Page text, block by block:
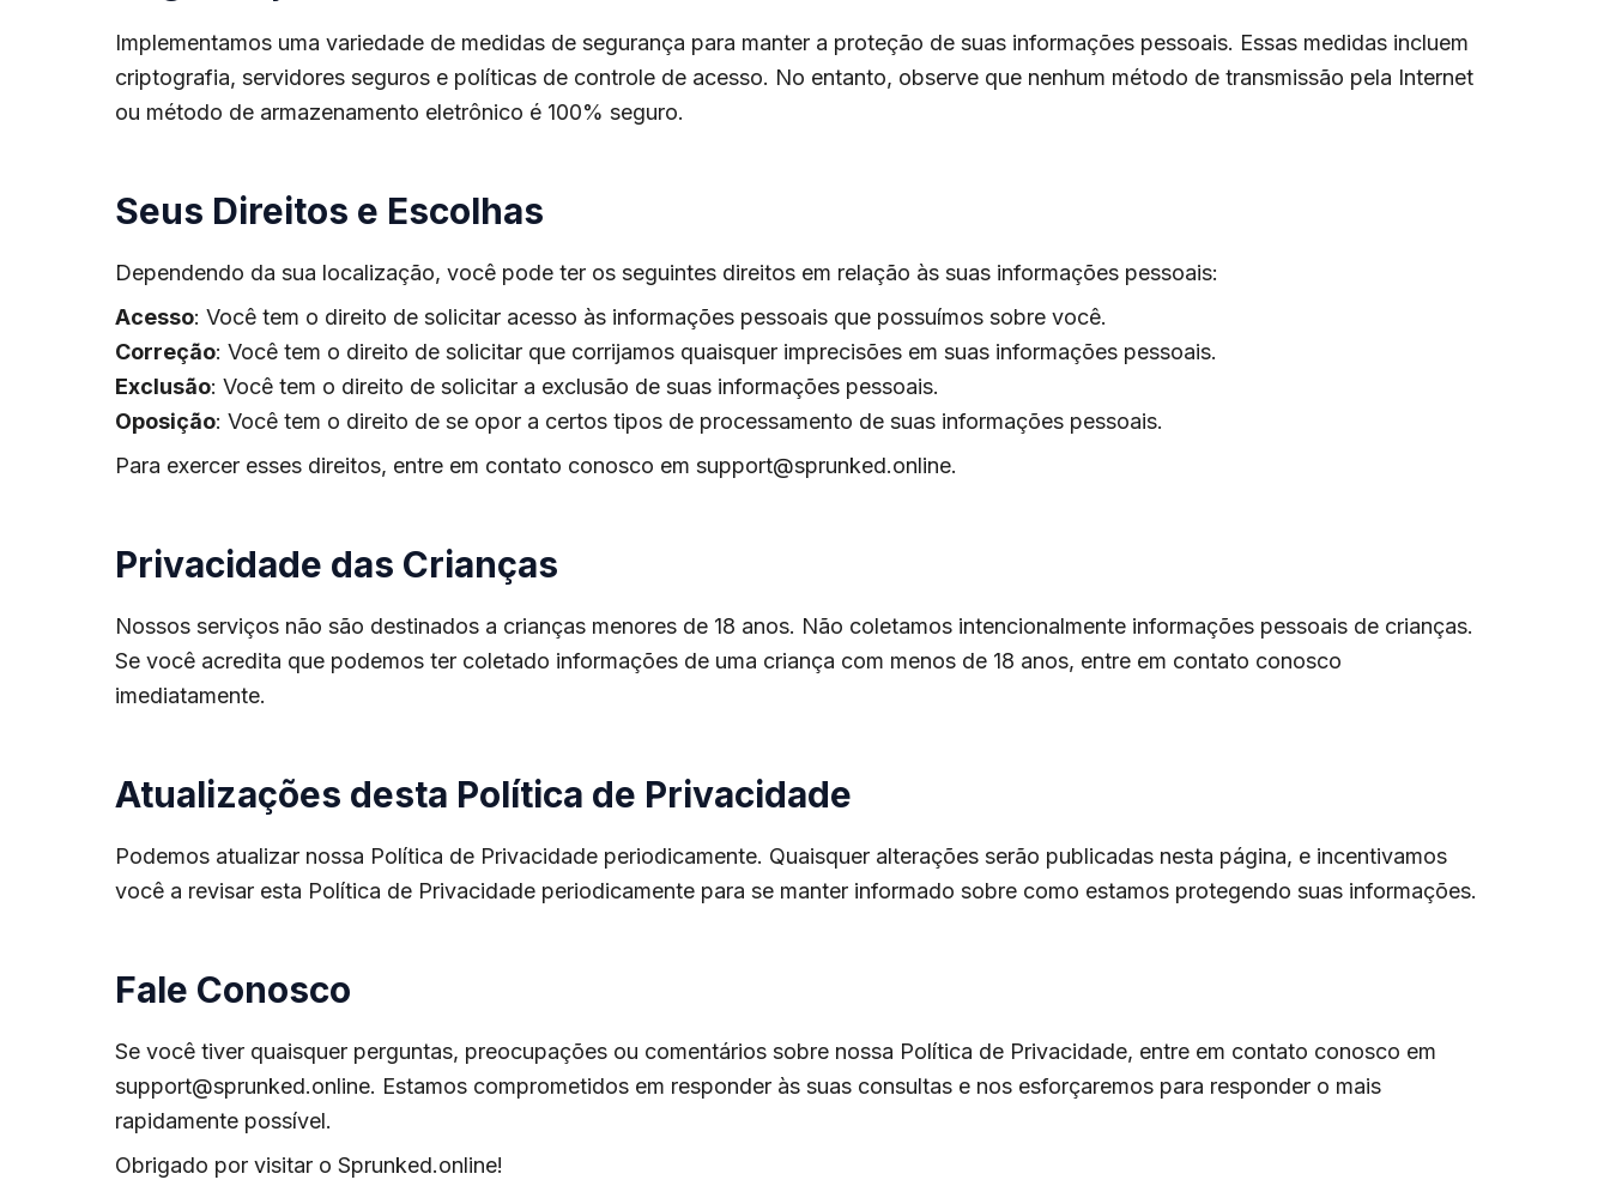
Implementamos uma variedade de medidas de segurança para manter a proteção de suas informações pessoais. Essas medidas incluem
criptografia, servidores seguros e políticas de controle de acesso. No entanto, observe que nenhum método de transmissão pela Internet
ou método de armazenamento eletrônico é 100% seguro.
Seus Direitos e Escolhas
Dependendo da sua localização, você pode ter os seguintes direitos em relação às suas informações pessoais:
Acesso: Você tem o direito de solicitar acesso às informações pessoais que possuímos sobre você.
Correção: Você tem o direito de solicitar que corrijamos quaisquer imprecisões em suas informações pessoais.
Exclusão: Você tem o direito de solicitar a exclusão de suas informações pessoais.
Oposição: Você tem o direito de se opor a certos tipos de processamento de suas informações pessoais.
Para exercer esses direitos, entre em contato conosco em support@sprunked.online.
Privacidade das Crianças
Nossos serviços não são destinados a crianças menores de 18 anos. Não coletamos intencionalmente informações pessoais de crianças.
Se você acredita que podemos ter coletado informações de uma criança com menos de 18 anos, entre em contato conosco
imediatamente.
Atualizações desta Política de Privacidade
Podemos atualizar nossa Política de Privacidade periodicamente. Quaisquer alterações serão publicadas nesta página, e incentivamos
você a revisar esta Política de Privacidade periodicamente para se manter informado sobre como estamos protegendo suas informações.
Fale Conosco
Se você tiver quaisquer perguntas, preocupações ou comentários sobre nossa Política de Privacidade, entre em contato conosco em
support@sprunked.online. Estamos comprometidos em responder às suas consultas e nos esforçaremos para responder o mais
rapidamente possível.
Obrigado por visitar o Sprunked.online!